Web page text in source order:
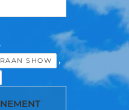
,
SHOW ,